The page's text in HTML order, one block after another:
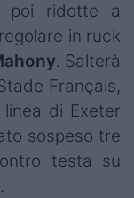
poi ridotte a
in ruck
. Salterà
Français,
di Exeter
sospeso tre
testa su